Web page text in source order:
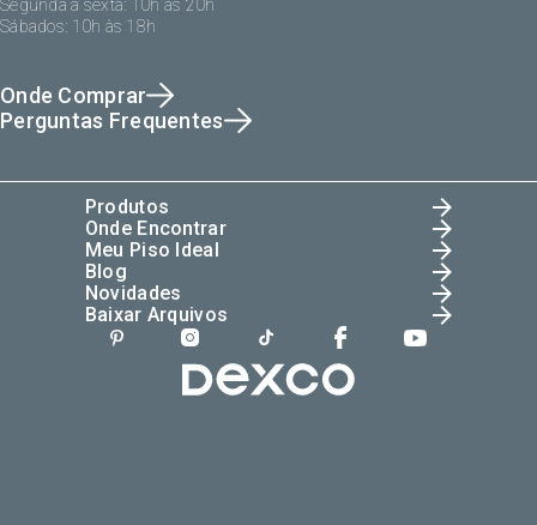
Segunda à sexta: 10h às 20h
Sábados: 10h às 18h
Onde Comprar
Perguntas Frequentes
Produtos
Onde Encontrar
Meu Piso Ideal
Blog
Novidades
Baixar Arquivos